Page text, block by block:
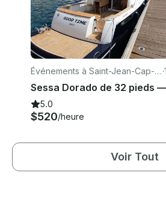
Événements à Saint-Jean-Cap-F
errat
·
5.0
$520/heure
Voir Tout